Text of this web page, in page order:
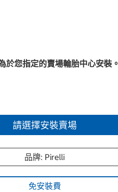
於您指定的賣場輪胎中心安裝。
請選擇安裝賣場
品牌: Pirelli
免安裝費